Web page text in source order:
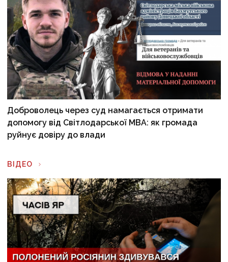
Доброволець через суд намагається отримати
допомогу від Світлодарської МВА: як громада
руйнує довіру до влади
ВІДЕО